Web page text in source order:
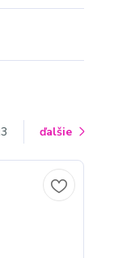
ďalšie